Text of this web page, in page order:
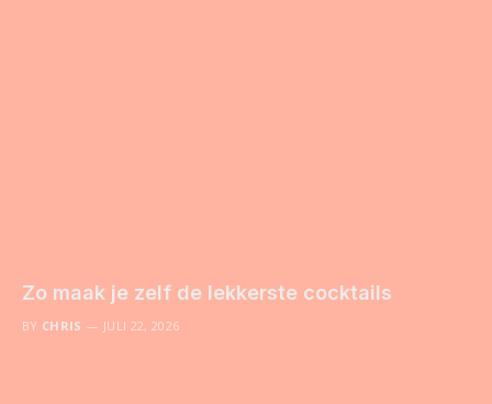
Zo maak je zelf de lekkerste cocktails
BY CHRIS JULI 22, 2026